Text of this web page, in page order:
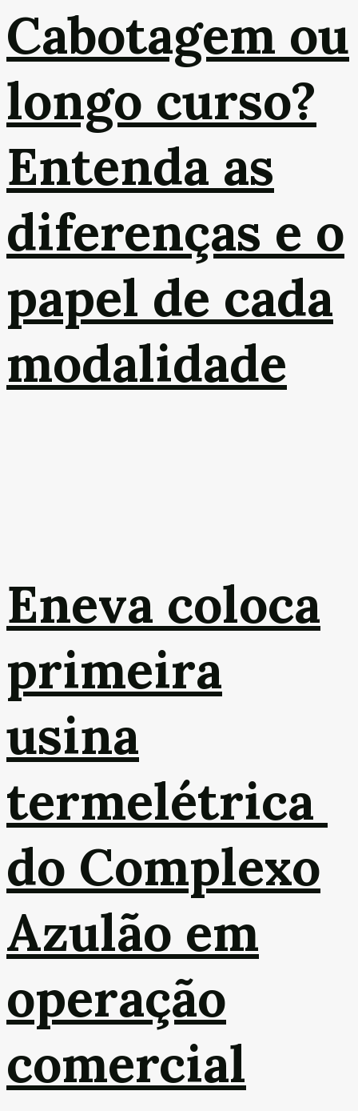
Cabotagem ou
longo curso?
Entenda as
diferenças e o
papel de cada
modalidade
Eneva coloca
primeira
usina
termelétrica
do Complexo
Azulão em
operação
comercial